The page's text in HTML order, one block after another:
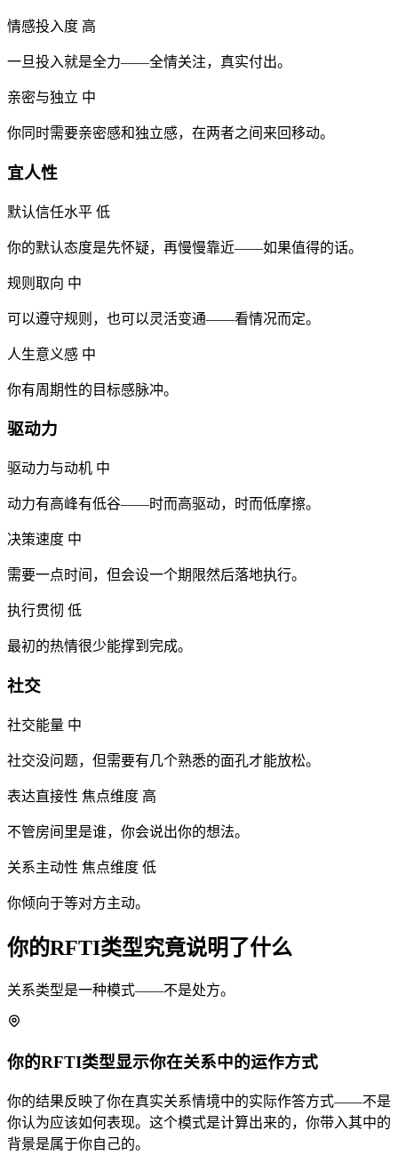
情感投入度 高
一旦投入就是全力——全情关注，真实付出。
亲密与独立 中
你同时需要亲密感和独立感，在两者之间来回移动。
宜人性
默认信任水平 低
你的默认态度是先怀疑，再慢慢靠近——如果值得的话。
规则取向 中
可以遵守规则，也可以灵活变通——看情况而定。
人生意义感 中
你有周期性的目标感脉冲。
驱动力
驱动力与动机 中
动力有高峰有低谷——时而高驱动，时而低摩擦。
决策速度 中
需要一点时间，但会设一个期限然后落地执行。
执行贯彻 低
最初的热情很少能撑到完成。
社交
社交能量 中
社交没问题，但需要有几个熟悉的面孔才能放松。
表达直接性 焦点维度 高
不管房间里是谁，你会说出你的想法。
关系主动性 焦点维度 低
你倾向于等对方主动。
你的RFTI类型究竟说明了什么
关系类型是一种模式——不是处方。
你的RFTI类型显示你在关系中的运作方式
你的结果反映了你在真实关系情境中的实际作答方式——不是
你认为应该如何表现。这个模式是计算出来的，你带入其中的
背景是属于你自己的。